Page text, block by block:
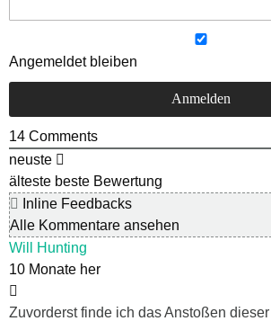
Angemeldet bleiben
14 Comments
neuste
älteste beste Bewertung
Inline Feedbacks
Alle Kommentare ansehen
Will Hunting
10 Monate her
Zuvorderst finde ich das Anstoßen